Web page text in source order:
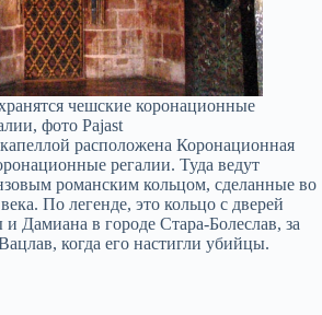
чешские коронационные
фото Pajast
расположена Коронационная
регалии. Туда ведут
романским кольцом, сделанные во
По легенде, это кольцо с дверей
Дамиана в городе Стара-Болеслав, за
когда его настигли убийцы.